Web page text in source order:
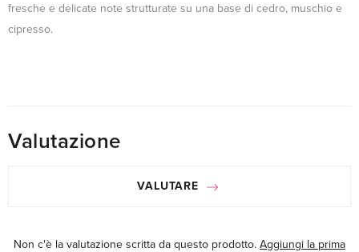
fresche e delicate note strutturate su una base di cedro, muschio e
cipresso.
Valutazione
VALUTARE
Non c'è la valutazione scritta da questo prodotto. Aggiungi la prima